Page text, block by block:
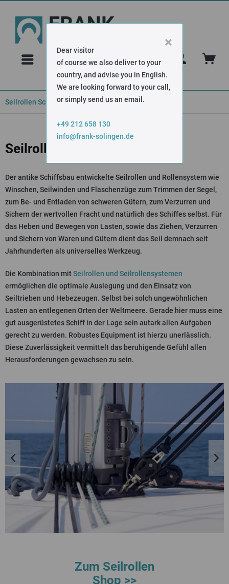
FAQ
Seilrollen Schifffahrt
Seilrollen Schifffahrt
Der antike Schiffsbau entwickelte Seilrollen und Rollensystem wie
Winschen, Seilwinden und Flaschenzüge zum Trimmen der Segel,
zum Be- und Entladen von schweren Gütern, zum Verzurren und
Sichern der wertvollen Fracht und natürlich des Schiffes selbst. Für
das Heben und Bewegen von Lasten, sowie das Ziehen, Verzurren
und Sichern von Waren und Gütern dient das Seil demnach seit
Jahrhunderten als universelles Werkzeug.
Die Kombination mitSeilrollen und Seilrollensystemen
ermöglichen die optimale Auslegung und den Einsatz von
Seiltrieben und Hebezeugen. Selbst bei solch ungewöhnlichen
Lasten an entlegenen Orten der Weltmeere. Gerade hier muss eine
gut ausgerüstetes Schiff in der Lage sein autark allen Aufgaben
gerecht zu werden. Robustes Equipment ist hierzu unerlässlich.
Diese Zuverlässigkeit vermittelt das beruhigende Gefühl allen
Herausforderungen gewachsen zu sein.
Zum Seilrollen
Shop >>
×
Dear visitor
of course we also deliver to your
country, and advise you in English.
We are looking forward to your call,
or simply send us an email.
+49 212 658 130
info@frank-solingen.de